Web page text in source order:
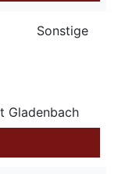
Sonstige
Gladenbach